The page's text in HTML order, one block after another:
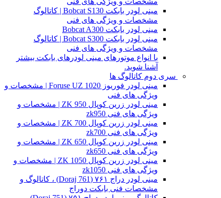
مینی لودر بابکت Bobcat S130 | کاتالوگ
مشخصات و ویژگی های فنی
مینی لودر بابکت Bobcat A300
مینی لودر بابکت Bobcat S300 | کاتالوگ
مشخصات و ویژگی های فنی
با انواع موتورهای مینی لودرهای بابکت بیشتر
آشنا شوید.
سری دوم کاتالوگ ها
مینی لودر فوریوز Foruse UZ 1020 | مشخصات و
ویژگی های فنی
مینی لودر زرین کوپال ZK 950 | مشخصات و
ویژگی های فنی zk950
مینی لودر زرین کوپال ZK 700 | مشخصات و
ویژگی های فنی zk700
مینی لودر زرین کوپال ZK 650 | مشخصات و
ویژگی های فنی zk650
مینی لودر زرین کوپال ZK 1050 | مشخصات و
ویژگی های فنی zk1050
مینی لودر دراج ۷۶۱ (Doraj 761) ، کاتالوگ و
مشخصات فنی بابکت دوراج